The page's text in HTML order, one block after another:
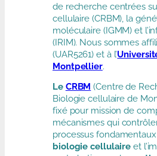
de recherche centrées
cellulaire (CRBM), la
moléculaire (IGMM) et
(IRIM). Nous sommes
(UAR5261) et à l’
Montpellier.
Le CRBM (Centre de
Biologie cellulaire de
fixé pour mission de
mécanismes qui
processus
biologie cellulaire et